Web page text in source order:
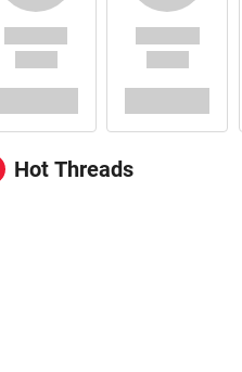
Hot Threads